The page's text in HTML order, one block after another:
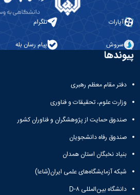
آپارات تلگرام
سروش پیام رسان بله
پیوندها
دفتر مقام معظم رهبری
وزارت علوم، تحقیقات و فناوری
صندوق حمایت از پژوهشگران و فناوران کشور
صندوق رفاه دانشجویان
بنیاد نخبگان استان همدان
شبکه آزمایشگاه‌های علمی ایران(شاعا)
دانشگاه بین‌المللی D-۸